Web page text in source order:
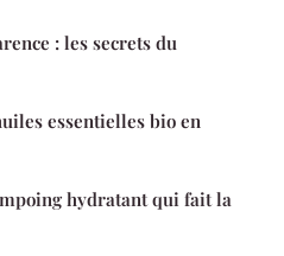
: les secrets du
essentielles bio en
hydratant qui fait la